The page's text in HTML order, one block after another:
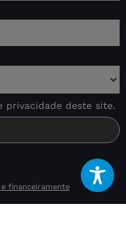
privacidade deste site.
financeiramente